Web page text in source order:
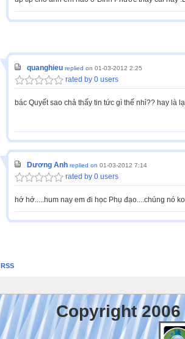
quanghieu replied on 01-03-2012 2:25
rated by 0 users
bác Quyết sao chả thấy tin tức gì thế nhỉ?? hay là
Dương Anh replied on 01-03-2012 7:14
rated by 0 users
hớ hớ.....hum nay em đi học Phụ đạo....chúng nó
RSS
Copyright 2006